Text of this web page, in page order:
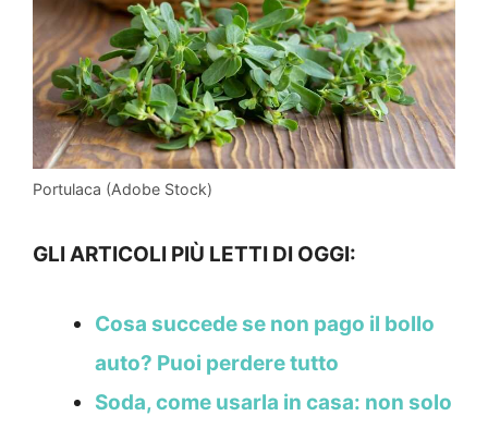
Portulaca (Adobe Stock)
GLI ARTICOLI PIÙ LETTI DI OGGI:
Cosa succede se non pago il bollo
auto? Puoi perdere tutto
Soda, come usarla in casa: non solo